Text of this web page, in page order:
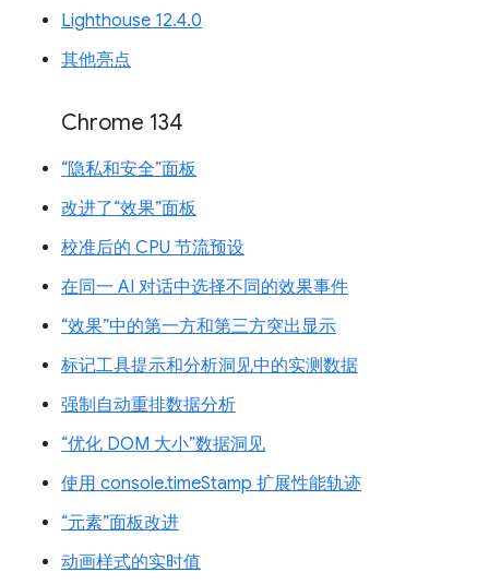
Lighthouse 12.4.0
其他亮点
Chrome 134
“隐私和安全”面板
改进了“效果”面板
校准后的 CPU 节流预设
在同一 AI 对话中选择不同的效果事件
“效果”中的第一方和第三方突出显示
标记工具提示和分析洞见中的实测数据
强制自动重排数据分析
“优化 DOM 大小”数据洞见
使用 console.timeStamp 扩展性能轨迹
“元素”面板改进
动画样式的实时值